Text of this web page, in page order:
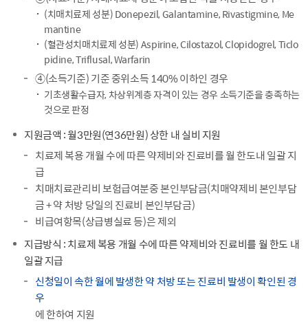
(치매치료제 성분) Donepezil, Galantamine, Rivastigmine, Me
mantine
(혈관성치매치료제 성분) Aspirine, Cilostazol, Clopidogrel, Ticlo
pidine, Triflusal, Warfarin
④(소득기준) 기준 중위소득 140% 이하인 경우
기초생활수급자, 차상위계층 자격이 있는 경우 소득기준을 충족하는
것으로 판정
지원금액 : 월3만원(연36만원) 상한 내 실비 지원
치료제 복용 개월 수에 따른 약제비와 진료비를 월 한도내 일괄 지
급
치매치료관리비 보험급여분중 본인부담금(치매약제비 본인부담
금 + 약 처방 당일의 진료비 본인부담금)
비급여항목(상급병실료 등)은 제외
지급방식 : 치료제 복용 개월 수에 따른 약제비와 진료비를 월 한도 내
일괄 지급
신청일이 속한 월에 발생한 약 처방 또는 진료비 발생이 확인된 경
우
에 한하여 지원